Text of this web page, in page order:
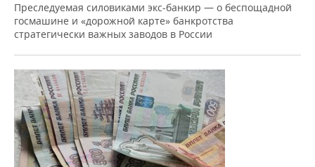
Преследуемая силовиками экс-банкир — о беспощадной
госмашине и «дорожной карте» банкротства
стратегически важных заводов в России